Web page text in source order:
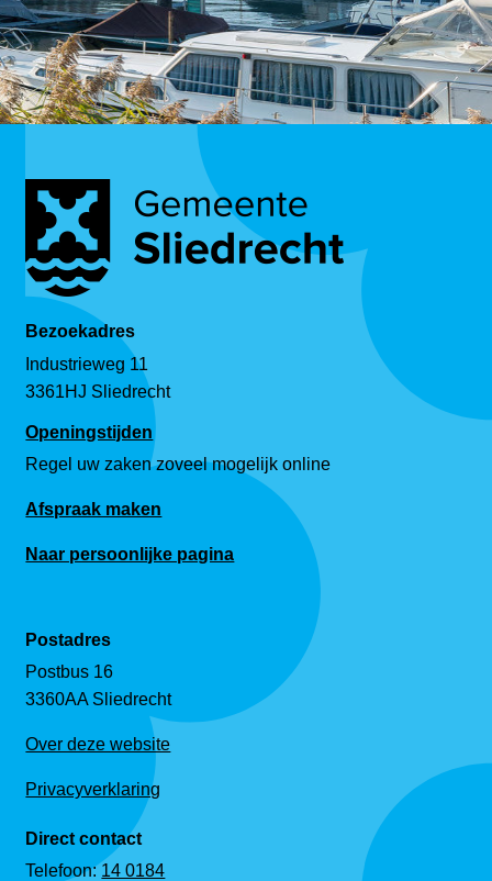
Bezoekadres
Industrieweg 11
3361HJ Sliedrecht
Openingstijden
Regel uw zaken zoveel mogelijk online
Afspraak maken
Naar persoonlijke pagina
Postadres
Postbus 16
3360AA Sliedrecht
Over deze website
Privacyverklaring
Direct contact
Telefoon:14 0184